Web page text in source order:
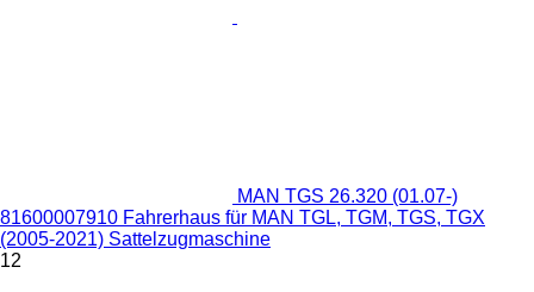
MAN TGS 26.320 (01.07-)
81600007910 Fahrerhaus für MAN TGL, TGM, TGS, TGX
(2005-2021) Sattelzugmaschine
12